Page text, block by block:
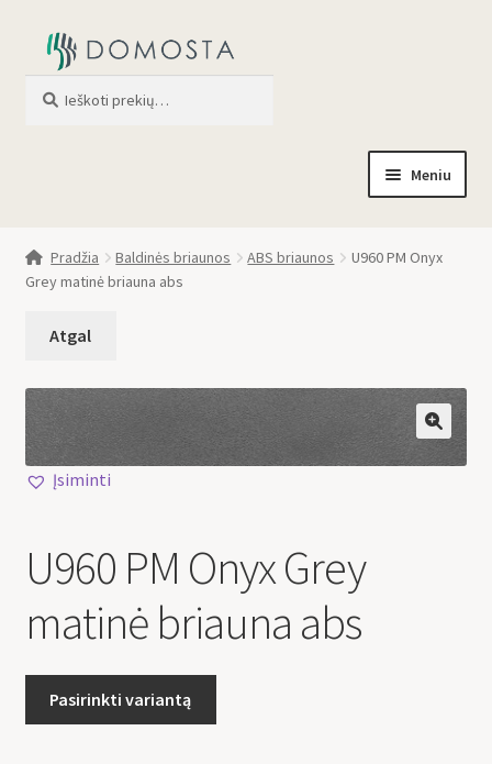
Meniu
Parduotuvė
Apie mus
Profilis
Pradžia Baldinės briaunos ABS briaunos
U960 PM Onyx
Grey matinė briauna abs
Įsiminti
U960 PM Onyx Grey
matinė briauna abs
Pasirinkti variantą